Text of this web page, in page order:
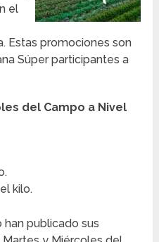
el
Estas promociones son
Súper participantes a
del Campo a Nivel
kilo.
han publicado sus